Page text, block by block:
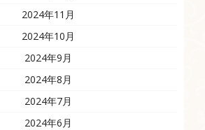
2024年11月
2024年10月
2024年9月
2024年8月
2024年7月
2024年6月